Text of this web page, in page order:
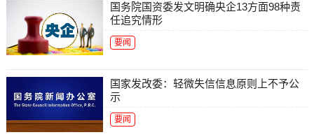
国务院国资委发文明确央企13方面98种责
任追究情形
要闻
国家发改委：轻微失信信息原则上不予公
示
要闻